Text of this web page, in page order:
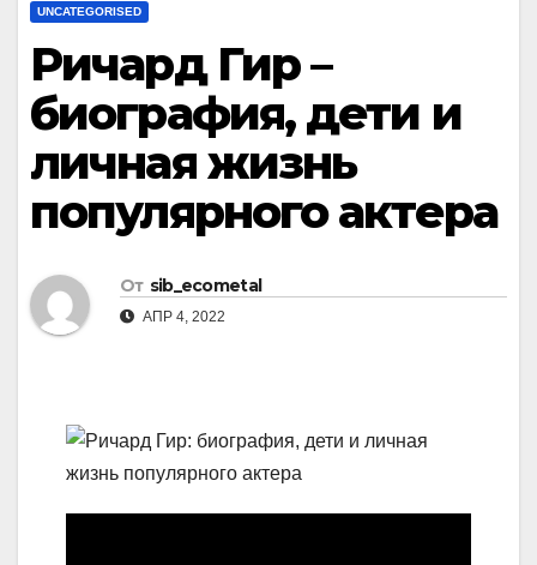
UNCATEGORISED
Ричард Гир –
биография, дети и
личная жизнь
популярного актера
От sib_ecometal
АПР 4, 2022